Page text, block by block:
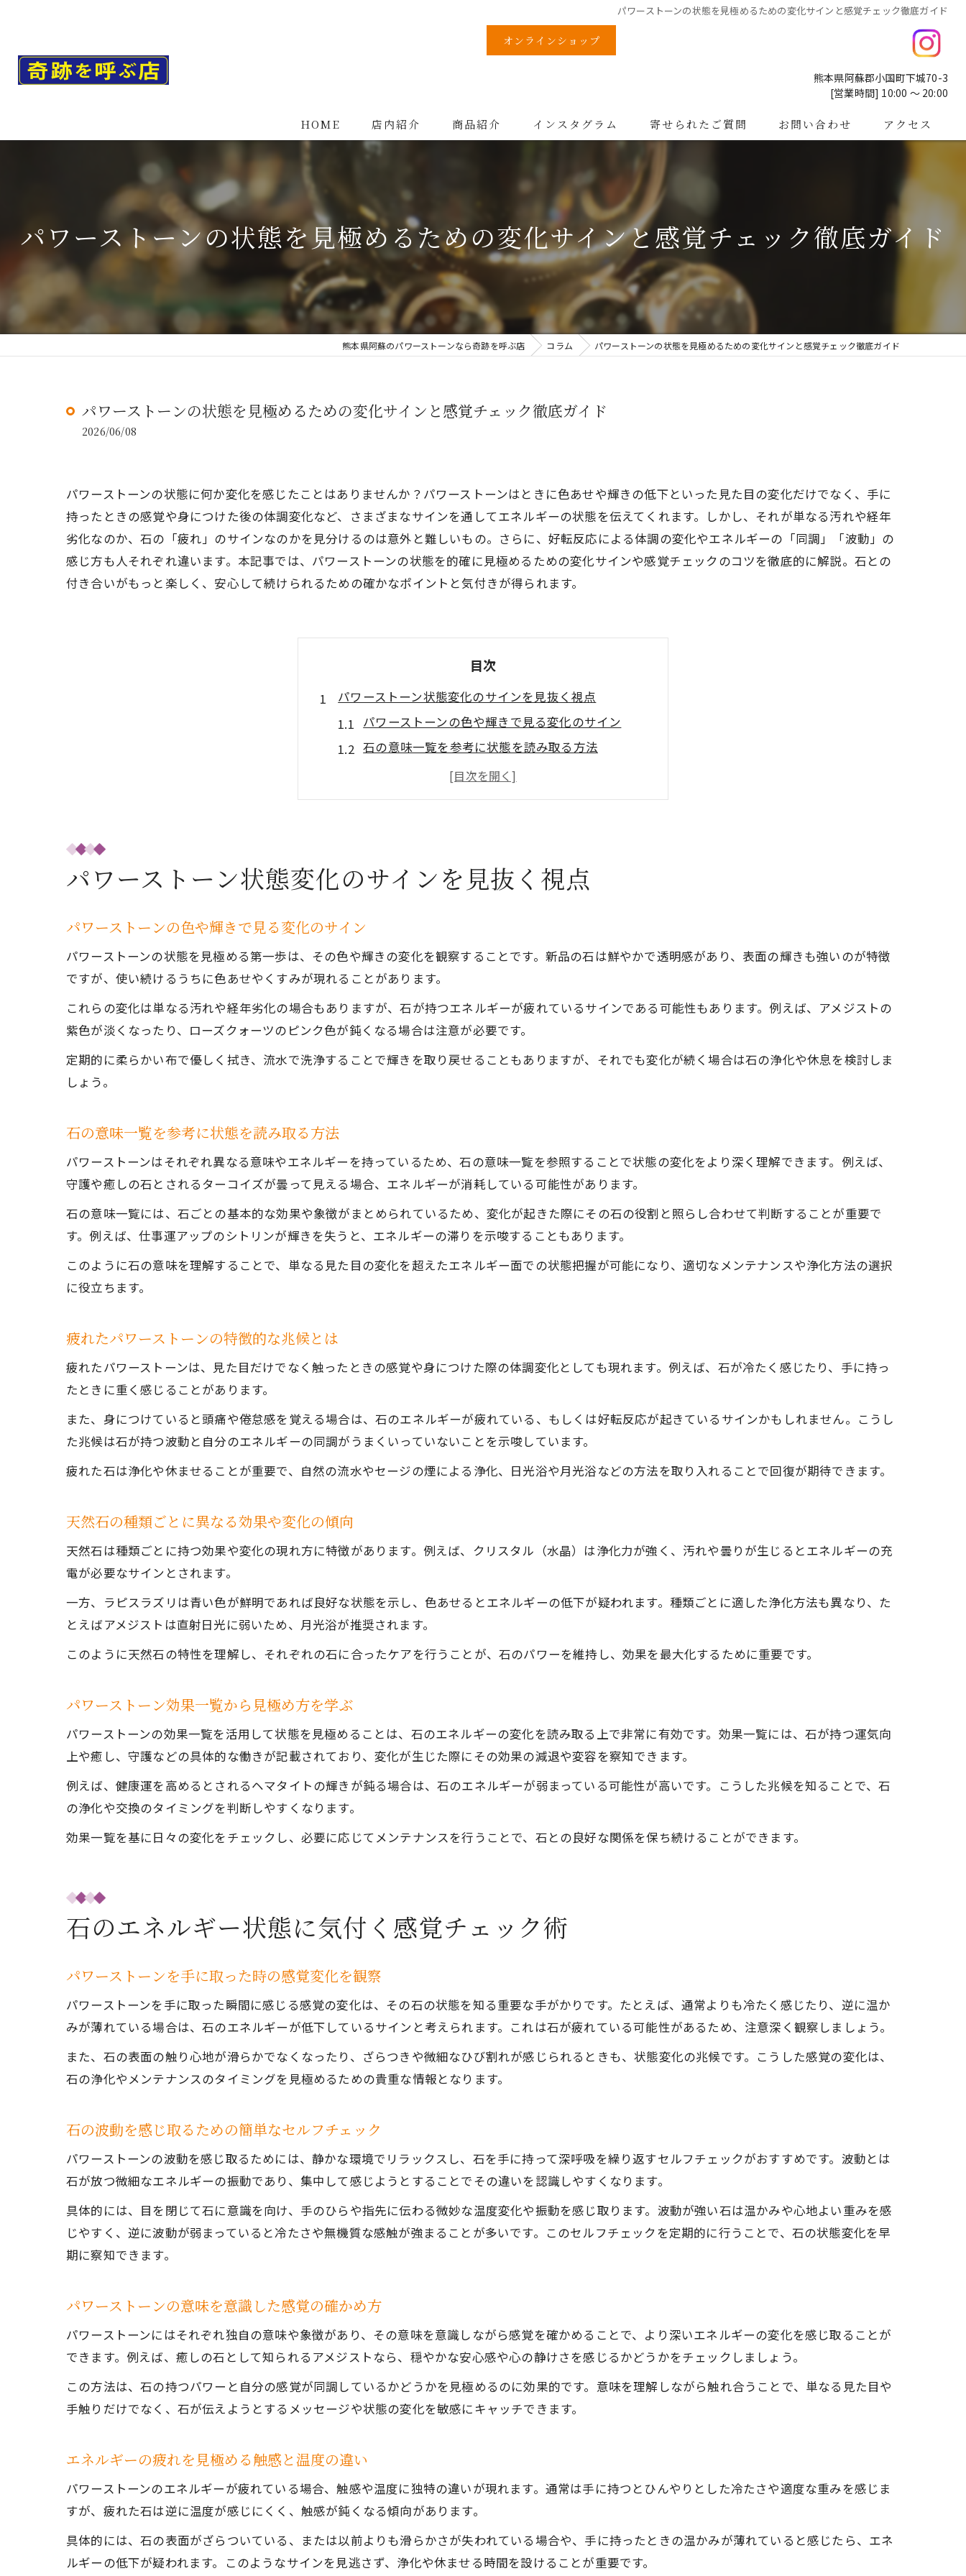
パワーストーンの状態を見極めるための変化サインと感覚チェック徹底ガイド
オンラインショップ
熊本県阿蘇郡小国町下城70-3
[営業時間] 10:00 ～ 20:00
HOME 店内紹介 商品紹介 インスタグラム 寄せられたご質問 お問い合わせ アクセス
パワーストーンの状態を見極めるための変化サインと感覚チェック徹底ガイド
熊本県阿蘇のパワーストーンなら奇跡を呼ぶ店 コラム パワーストーンの状態を見極めるための変化サインと感覚チェック徹底ガイド
パワーストーンの状態を見極めるための変化サインと感覚チェック徹底ガイド
2026/06/08
パワーストーンの状態に何か変化を感じたことはありませんか？パワーストーンはときに色あせや輝きの低下といった見た目の変化だけでなく、手に
持ったときの感覚や身につけた後の体調変化など、さまざまなサインを通してエネルギーの状態を伝えてくれます。しかし、それが単なる汚れや経年
劣化なのか、石の「疲れ」のサインなのかを見分けるのは意外と難しいもの。さらに、好転反応による体調の変化やエネルギーの「同調」「波動」の
感じ方も人それぞれ違います。本記事では、パワーストーンの状態を的確に見極めるための変化サインや感覚チェックのコツを徹底的に解説。石との
付き合いがもっと楽しく、安心して続けられるための確かなポイントと気付きが得られます。
目次
パワーストーン状態変化のサインを見抜く視点
パワーストーンの色や輝きで見る変化のサイン
石の意味一覧を参考に状態を読み取る方法
疲れたパワーストーンの特徴的な兆候とは
天然石の種類ごとに異なる効果や変化の傾向
パワーストーンを手に取った時の感覚変化を観察
パワーストーンの意味を意識した感覚の確かめ方
エネルギーの疲れを見極める触感と温度の違い
石と同調する瞬間に感じるしっくり感の正体
見た目以外でわかるパワーストーンの疲れ
パワーストーンの疲れは手触りや重さでも判断可能
パワーストーンによる好転反応の具体的な症状
パワーストーンの意味と好転反応を正しく理解
パワーストーンの効果が表れる期間の目安
パワーストーンの波動と心地よい距離感を保つ方法
パワーストーンと長く付き合うための心得
パワーストーン状態判断の新しい目安
パワーストーンの状態を定期的に見直す習慣づくり
天然石の種類別エネルギー維持のコツを紹介
パワーストーン状態変化のサインを見抜く視点
パワーストーンの色や輝きで見る変化のサイン
パワーストーンの状態を見極める第一歩は、その色や輝きの変化を観察することです。新品の石は鮮やかで透明感があり、表面の輝きも強いのが特徴
ですが、使い続けるうちに色あせやくすみが現れることがあります。
これらの変化は単なる汚れや経年劣化の場合もありますが、石が持つエネルギーが疲れているサインである可能性もあります。例えば、アメジストの
紫色が淡くなったり、ローズクォーツのピンク色が鈍くなる場合は注意が必要です。
定期的に柔らかい布で優しく拭き、流水で洗浄することで輝きを取り戻せることもありますが、それでも変化が続く場合は石の浄化や休息を検討しま
しょう。
石の意味一覧を参考に状態を読み取る方法
パワーストーンはそれぞれ異なる意味やエネルギーを持っているため、石の意味一覧を参照することで状態の変化をより深く理解できます。例えば、
守護や癒しの石とされるターコイズが曇って見える場合、エネルギーが消耗している可能性があります。
石の意味一覧には、石ごとの基本的な効果や象徴がまとめられているため、変化が起きた際にその石の役割と照らし合わせて判断することが重要で
す。例えば、仕事運アップのシトリンが輝きを失うと、エネルギーの滞りを示唆することもあります。
このように石の意味を理解することで、単なる見た目の変化を超えたエネルギー面での状態把握が可能になり、適切なメンテナンスや浄化方法の選択
に役立ちます。
疲れたパワーストーンの特徴的な兆候とは
疲れたパワーストーンは、見た目だけでなく触ったときの感覚や身につけた際の体調変化としても現れます。例えば、石が冷たく感じたり、手に持っ
たときに重く感じることがあります。
また、身につけていると頭痛や倦怠感を覚える場合は、石のエネルギーが疲れている、もしくは好転反応が起きているサインかもしれません。こうし
た兆候は石が持つ波動と自分のエネルギーの同調がうまくいっていないことを示唆しています。
疲れた石は浄化や休ませることが重要で、自然の流水やセージの煙による浄化、日光浴や月光浴などの方法を取り入れることで回復が期待できます。
天然石の種類ごとに異なる効果や変化の傾向
天然石は種類ごとに持つ効果や変化の現れ方に特徴があります。例えば、クリスタル（水晶）は浄化力が強く、汚れや曇りが生じるとエネルギーの充
電が必要なサインとされます。
一方、ラピスラズリは青い色が鮮明であれば良好な状態を示し、色あせるとエネルギーの低下が疑われます。種類ごとに適した浄化方法も異なり、た
とえばアメジストは直射日光に弱いため、月光浴が推奨されます。
このように天然石の特性を理解し、それぞれの石に合ったケアを行うことが、石のパワーを維持し、効果を最大化するために重要です。
パワーストーン効果一覧から見極め方を学ぶ
パワーストーンの効果一覧を活用して状態を見極めることは、石のエネルギーの変化を読み取る上で非常に有効です。効果一覧には、石が持つ運気向
上や癒し、守護などの具体的な働きが記載されており、変化が生じた際にその効果の減退や変容を察知できます。
例えば、健康運を高めるとされるヘマタイトの輝きが鈍る場合は、石のエネルギーが弱まっている可能性が高いです。こうした兆候を知ることで、石
の浄化や交換のタイミングを判断しやすくなります。
効果一覧を基に日々の変化をチェックし、必要に応じてメンテナンスを行うことで、石との良好な関係を保ち続けることができます。
石のエネルギー状態に気付く感覚チェック術
パワーストーンを手に取った時の感覚変化を観察
パワーストーンを手に取った瞬間に感じる感覚の変化は、その石の状態を知る重要な手がかりです。たとえば、通常よりも冷たく感じたり、逆に温か
みが薄れている場合は、石のエネルギーが低下しているサインと考えられます。これは石が疲れている可能性があるため、注意深く観察しましょう。
また、石の表面の触り心地が滑らかでなくなったり、ざらつきや微細なひび割れが感じられるときも、状態変化の兆候です。こうした感覚の変化は、
石の浄化やメンテナンスのタイミングを見極めるための貴重な情報となります。
石の波動を感じ取るための簡単なセルフチェック
パワーストーンの波動を感じ取るためには、静かな環境でリラックスし、石を手に持って深呼吸を繰り返すセルフチェックがおすすめです。波動とは
石が放つ微細なエネルギーの振動であり、集中して感じようとすることでその違いを認識しやすくなります。
具体的には、目を閉じて石に意識を向け、手のひらや指先に伝わる微妙な温度変化や振動を感じ取ります。波動が強い石は温かみや心地よい重みを感
じやすく、逆に波動が弱まっていると冷たさや無機質な感触が強まることが多いです。このセルフチェックを定期的に行うことで、石の状態変化を早
期に察知できます。
パワーストーンの意味を意識した感覚の確かめ方
パワーストーンにはそれぞれ独自の意味や象徴があり、その意味を意識しながら感覚を確かめることで、より深いエネルギーの変化を感じ取ることが
できます。例えば、癒しの石として知られるアメジストなら、穏やかな安心感や心の静けさを感じるかどうかをチェックしましょう。
この方法は、石の持つパワーと自分の感覚が同調しているかどうかを見極めるのに効果的です。意味を理解しながら触れ合うことで、単なる見た目や
手触りだけでなく、石が伝えようとするメッセージや状態の変化を敏感にキャッチできます。
エネルギーの疲れを見極める触感と温度の違い
パワーストーンのエネルギーが疲れている場合、触感や温度に独特の違いが現れます。通常は手に持つとひんやりとした冷たさや適度な重みを感じま
すが、疲れた石は逆に温度が感じにくく、触感が鈍くなる傾向があります。
具体的には、石の表面がざらついている、または以前よりも滑らかさが失われている場合や、手に持ったときの温かみが薄れていると感じたら、エネ
ルギーの低下が疑われます。このようなサインを見逃さず、浄化や休ませる時間を設けることが重要です。